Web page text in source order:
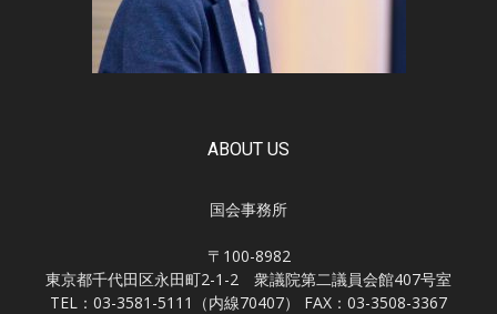
ABOUT US
国会事務所
〒100-8982
東京都千代田区永田町2-1-2 衆議院第二議員会館407号室
TEL：03-3581-5111（内線70407） FAX：03-3508-3367